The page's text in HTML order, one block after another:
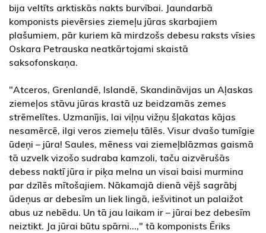
bija veltīts arktiskās nakts burvībai. Jaundarbā
komponists pievērsies ziemeļu jūras skarbajiem
plašumiem, pār kuriem kā mirdzošs debesu raksts vīsies
Oskara Petrauska neatkārtojami skaistā
saksofonskaņa.
"Atceros, Grenlandē, Islandē, Skandināvijas un Aļaskas
ziemeļos stāvu jūras krastā uz beidzamās zemes
strēmelītes. Uzmanījis, lai viļņu vižņu šļakatas kājas
nesamērcē, ilgi veros ziemeļu tālēs. Visur dvašo tumīgie
ūdeņi – jūra! Saules, mēness vai ziemeļblāzmas gaismā
tā uzvelk vizošo sudraba kamzoli, taču aizvērušās
debess naktī jūra ir piķa melna un visai baisi murmina
par dzīlēs mītošajiem. Nākamajā dienā vējš sagrābj
ūdeņus ar debesīm un liek lingā, iešvitinot un palaižot
abus uz nebēdu. Un tā jau laikam ir – jūrai bez debesīm
neiztikt. Ja jūrai būtu spārni...," tā komponists Ēriks